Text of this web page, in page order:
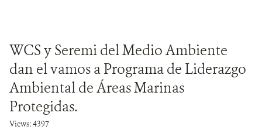
WCS y Seremi del Medio Ambiente
dan el vamos a Programa de Liderazgo
Ambiental de Áreas Marinas
Protegidas.
Views: 4397